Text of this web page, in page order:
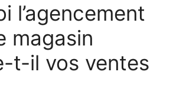
l’agencement
magasin
t-il vos ventes